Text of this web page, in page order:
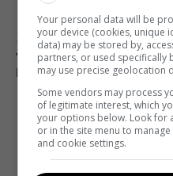
Предыдущий пост
УЛЯНА СУПРУН
ПРИЗВОДИТЬ ДО
СЕКС,
РЕВОЛЮЦИЯ
Your personal data will be
your device (cookies, unique
data) may be stored by,
partners, or used specifically
may use precise geolocation
Some vendors may process
of legitimate interest, which
your options below. Look for
or in the site menu to
and cookie settings.